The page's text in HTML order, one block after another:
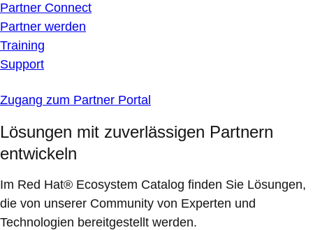
Partner Connect
Partner werden
Training
Support
Zugang zum Partner Portal
Lösungen mit zuverlässigen Partnern
entwickeln
Im Red Hat® Ecosystem Catalog finden Sie Lösungen,
die von unserer Community von Experten und
Technologien bereitgestellt werden.